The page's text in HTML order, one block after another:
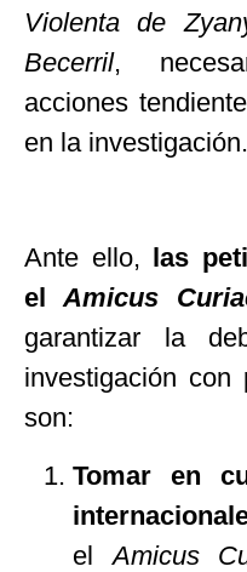
Violenta de
Becerril,
acciones
en la investigación.
Ante ello, las
elAmicus
garantizar la
investigación con
son:
Tomar en
elAmicus